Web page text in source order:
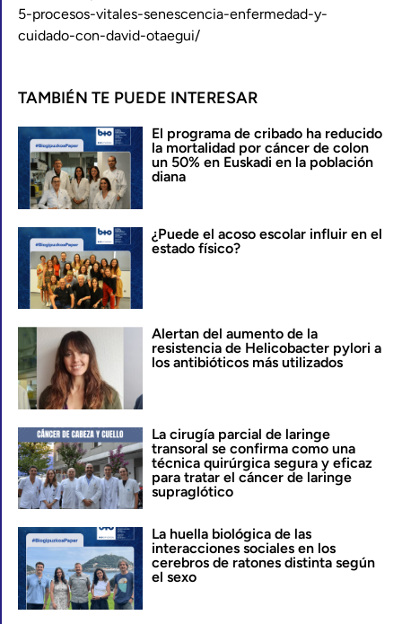
5-procesos-vitales-senescencia-enfermedad-y-
cuidado-con-david-otaegui/
TAMBIÉN TE PUEDE INTERESAR
El programa de cribado ha reducido
la mortalidad por cáncer de colon
un 50% en Euskadi en la población
diana
¿Puede el acoso escolar influir en el
estado físico?
Alertan del aumento de la
resistencia de Helicobacter pylori a
los antibióticos más utilizados
La cirugía parcial de laringe
transoral se confirma como una
técnica quirúrgica segura y eficaz
para tratar el cáncer de laringe
supraglótico
La huella biológica de las
interacciones sociales en los
cerebros de ratones distinta según
el sexo